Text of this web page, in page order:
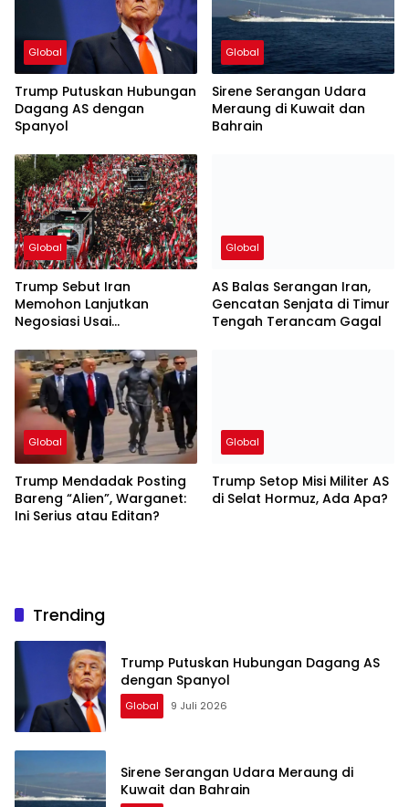
Global
Trump Putuskan Hubungan
Dagang AS dengan
Spanyol
Global
Sirene Serangan Udara
Meraung di Kuwait dan
Bahrain
Global
Trump Sebut Iran
Memohon Lanjutkan
Negosiasi Usai
Global
AS Balas Serangan Iran,
Gencatan Senjata di Timur
Tengah Terancam Gagal
Global
Trump Mendadak Posting
Bareng “Alien”, Warganet:
Ini Serius atau Editan?
Global
Trump Setop Misi Militer AS
di Selat Hormuz, Ada Apa?
Trending
Trump Putuskan Hubungan Dagang AS
dengan Spanyol
Global 9 Juli 2026
Sirene Serangan Udara Meraung di
Kuwait dan Bahrain